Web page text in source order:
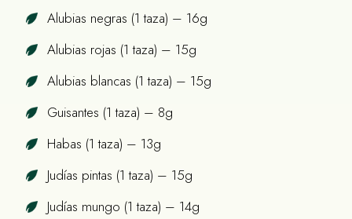
Alubias negras (1 taza) – 16g
Alubias rojas (1 taza) – 15g
Alubias blancas (1 taza) – 15g
Guisantes (1 taza) – 8g
Habas (1 taza) – 13g
Judías pintas (1 taza) – 15g
Judías mungo (1 taza) – 14g